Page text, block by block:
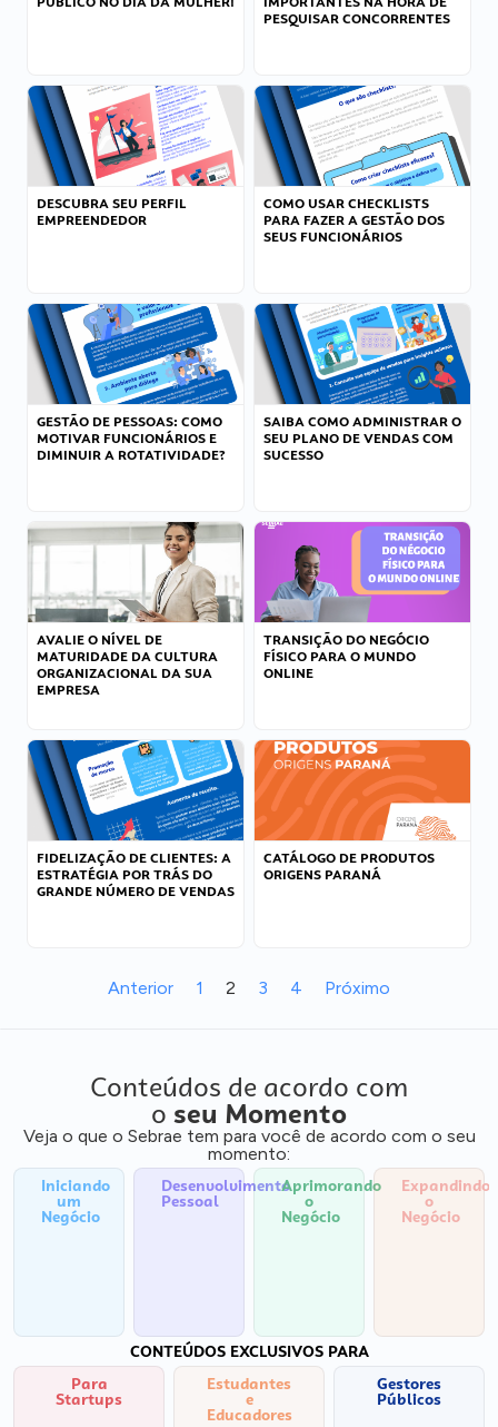
PESQUISAR CONCORRENTES
DESCUBRA SEU PERFIL
EMPREENDEDOR
COMO USAR CHECKLISTS
PARA FAZER A GESTÃO DOS
SEUS FUNCIONÁRIOS
GESTÃO DE PESSOAS: COMO
MOTIVAR FUNCIONÁRIOS E
DIMINUIR A ROTATIVIDADE?
SAIBA COMO ADMINISTRAR O
SEU PLANO DE VENDAS COM
SUCESSO
AVALIE O NÍVEL DE
MATURIDADE DA CULTURA
ORGANIZACIONAL DA SUA
EMPRESA
TRANSIÇÃO DO NEGÓCIO
FÍSICO PARA O MUNDO
ONLINE
FIDELIZAÇÃO DE CLIENTES: A
ESTRATÉGIA POR TRÁS DO
GRANDE NÚMERO DE VENDAS
CATÁLOGO DE PRODUTOS
ORIGENS PARANÁ
Anterior 1 2 3 4 Próximo
Conteúdos de acordo com
o seu Momento
Veja o que o Sebrae tem para você de acordo com o seu
momento:
Iniciando
um
Negócio
Desenvolvimento
Pessoal
Aprimorando
o
Negócio
Expandindo
o
Negócio
CONTEÚDOS EXCLUSIVOS PARA
Para
Startups
Estudantes
e
Educadores
Gestores
Públicos